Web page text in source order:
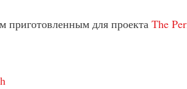
приготовленным для проекта The